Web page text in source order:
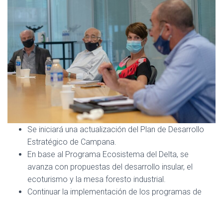
Se iniciará una actualización del Plan de Desarrollo
Estratégico de Campana.
En base al Programa Ecosistema del Delta, se
avanza con propuestas del desarrollo insular, el
ecoturismo y la mesa foresto industrial.
Continuar la implementación de los programas de